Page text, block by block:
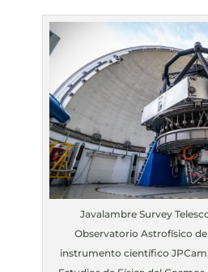
Javalambre Survey
Observatorio Astrofísico
instrumento científico